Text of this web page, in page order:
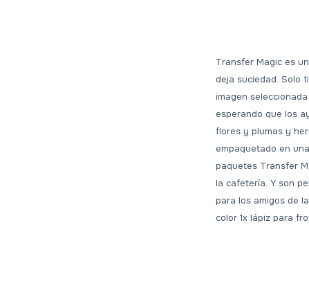
Transfer Magic es
deja suciedad. Solo
imagen
esperando que los
flores y plumas y
empaquetado en
paquetes Transfer
la cafetería. Y son
para los amigos de
color 1x lápiz para